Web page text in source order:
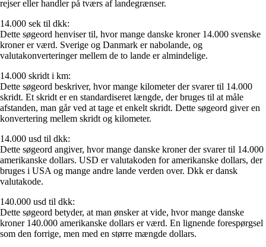
rejser eller handler på tværs af landegrænser.
14.000 sek til dkk:
Dette søgeord henviser til, hvor mange danske kroner 14.000 svenske
kroner er værd. Sverige og Danmark er nabolande, og
valutakonverteringer mellem de to lande er almindelige.
14.000 skridt i km:
Dette søgeord beskriver, hvor mange kilometer der svarer til 14.000
skridt. Et skridt er en standardiseret længde, der bruges til at måle
afstanden, man går ved at tage et enkelt skridt. Dette søgeord giver en
konvertering mellem skridt og kilometer.
14.000 usd til dkk:
Dette søgeord angiver, hvor mange danske kroner der svarer til 14.000
amerikanske dollars. USD er valutakoden for amerikanske dollars, der
bruges i USA og mange andre lande verden over. Dkk er dansk
valutakode.
140.000 usd til dkk:
Dette søgeord betyder, at man ønsker at vide, hvor mange danske
kroner 140.000 amerikanske dollars er værd. En lignende forespørgsel
som den forrige, men med en større mængde dollars.